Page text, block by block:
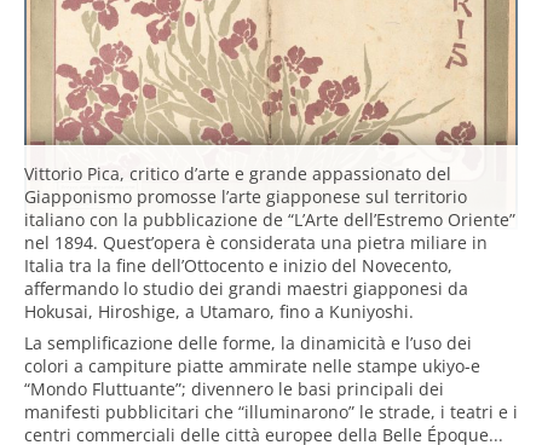
Vittorio Pica, critico d’arte e grande appassionato del
Giapponismo promosse l’arte giapponese sul territorio
italiano con la pubblicazione de “L’Arte dell’Estremo Oriente”
nel 1894. Quest’opera è considerata una pietra miliare in
Italia tra la fine dell’Ottocento e inizio del Novecento,
affermando lo studio dei grandi maestri giapponesi da
Hokusai, Hiroshige, a Utamaro, fino a Kuniyoshi.
La semplificazione delle forme, la dinamicità e l’uso dei
colori a campiture piatte ammirate nelle stampe ukiyo-e
“Mondo Fluttuante”; divennero le basi principali dei
manifesti pubblicitari che “illuminarono” le strade, i teatri e i
centri commerciali delle città europee della Belle Époque...